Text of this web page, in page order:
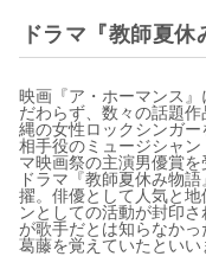
ドラマ『教師夏休
映画『ア・ホーマンス
だわらず、数々の話題
縄の女性ロックシンガー
相手役のミュージシャ
マ映画祭の主演男優賞
ドラマ『教師夏休み物
擢。俳優として人気と
ンとしての活動が封印
が歌手だとは知らなか
葛藤を覚えていたといい